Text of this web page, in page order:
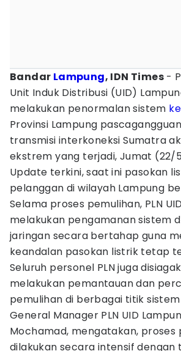
Bandar Lampung, IDN Times -
Unit Induk Distribusi (UID)
melakukan penormalan sistem
Provinsi Lampung
transmisi interkoneksi Sumatra
ekstrem yang terjadi, Jumat (22/
Update terkini, saat ini pasokan
pelanggan di wilayah Lampung
Selama proses pemulihan, PLN
melakukan pengamanan sistem
jaringan secara bertahap guna
keandalan pasokan listrik tetap
Seluruh personel PLN juga
melakukan pemantauan dan
pemulihan di berbagai titik
General Manager PLN UID
Mochamad, mengatakan, proses
dilakukan secara intensif dengan